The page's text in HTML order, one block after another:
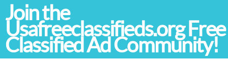
Join the
Usafreeclassifieds.org Free
Classified Ad Community!